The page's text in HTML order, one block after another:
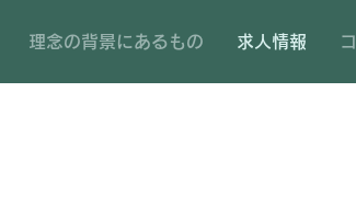
理念の背景にあるもの 求人情報